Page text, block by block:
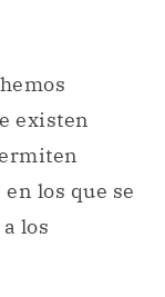
existen
los que se
los